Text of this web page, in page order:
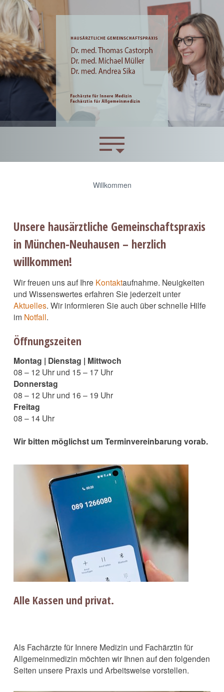
Willkommen
Unsere hausärztliche Gemeinschaftspraxis
in München-Neuhausen – herzlich
willkommen!
Wir freuen uns auf Ihre Kontaktaufnahme. Neuigkeiten
und Wissenswertes erfahren Sie jederzeit unter
Aktuelles. Wir informieren Sie auch über schnelle Hilfe
im Notfall.
Öffnungszeiten
Montag | Dienstag | Mittwoch
08 – 12 Uhr und 15 – 17 Uhr
Donnerstag
08 – 12 Uhr und 16 – 19 Uhr
Freitag
08 – 14 Uhr
Wir bitten möglichst um Terminvereinbarung vorab.
Alle Kassen und privat.
Als Fachärzte für Innere Medizin und Fachärztin für
Allgemeinmedizin möchten wir Ihnen auf den folgenden
Seiten unsere Praxis und Arbeitsweise vorstellen.